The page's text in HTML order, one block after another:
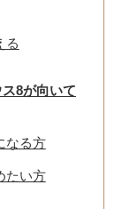
る
8が向いて
なる方
たい方